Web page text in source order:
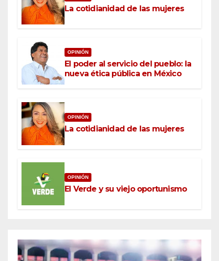
La cotidianidad de las mujeres
OPINIÓN
El poder al servicio del pueblo: la
nueva ética pública en México
OPINIÓN
La cotidianidad de las mujeres
OPINIÓN
El Verde y su viejo oportunismo